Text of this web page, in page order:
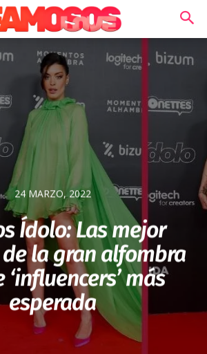
24 MARZO, 2022
Ídolo: Las mejor
la gran alfombra
‘influencers’ más
esperada